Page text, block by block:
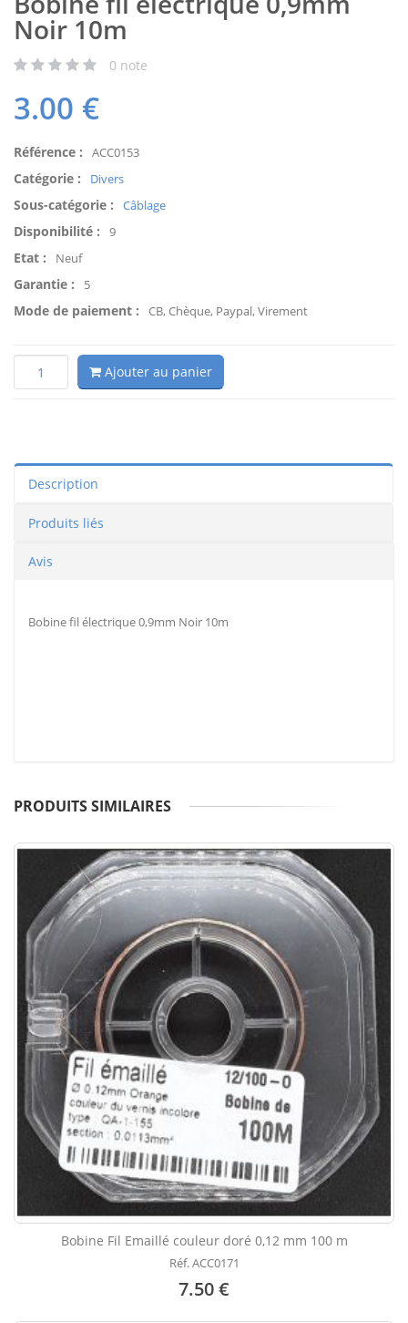
Noir 10m
0 note
3.00 €
Référence : ACC0153
Catégorie : Divers
Sous-catégorie : Câblage
Disponibilité : 9
Etat : Neuf
Garantie : 5
Mode de paiement : CB, Chèque, Paypal, Virement
Ajouter au panier
Description
Produits liés
Avis
Bobine fil électrique 0,9mm Noir 10m
PRODUITS SIMILAIRES
Bobine Fil Emaillé couleur doré 0,12 mm 100 m
Réf. ACC0171
7.50 €